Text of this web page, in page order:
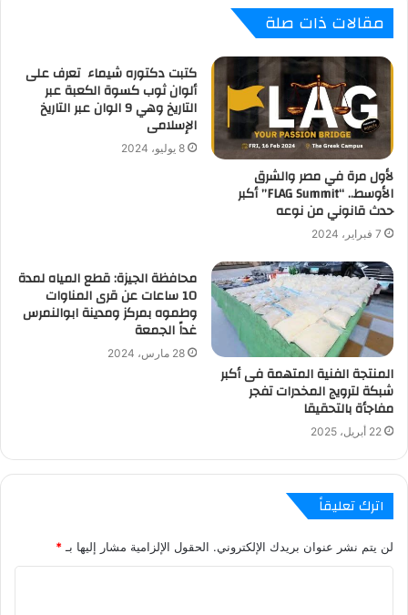
مقالات ذات صلة
لأول مرة في مصر والشرق
الأوسط.. “FLAG Summit” أكبر
حدث قانوني من نوعه
7 فبراير، 2024
كتبت دكتوره شيماء تعرف على
ألوان ثوب كسوة الكعبة عبر
التاريخ وهي 9 الوان عبر التاريخ
الإسلامى
8 يوليو، 2024
المنتجة الفنية المتهمة فى أكبر
شبكة لترويج المخدرات تفجر
مفاجأة بالتحقيقا
22 أبريل، 2025
محافظة الجيزة: قطع المياه لمدة
10 ساعات عن قرى المناوات
وطموه بمركز ومدينة ابوالنمرس
غداً الجمعة
28 مارس، 2024
اترك تعليقاً
لن يتم نشر عنوان بريدك الإلكتروني. الحقول الإلزامية مشار إليها بـ *